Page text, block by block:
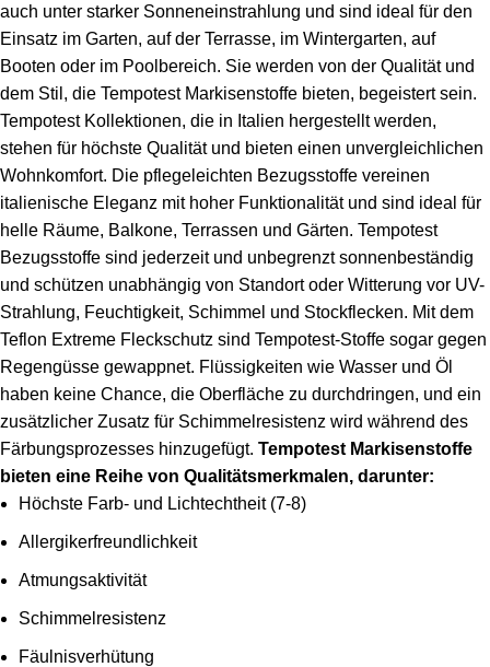
auch unter starker Sonneneinstrahlung und sind ideal für den
Einsatz im Garten, auf der Terrasse, im Wintergarten, auf
Booten oder im Poolbereich. Sie werden von der Qualität und
dem Stil, die Tempotest Markisenstoffe bieten, begeistert sein.
Tempotest Kollektionen, die in Italien hergestellt werden,
stehen für höchste Qualität und bieten einen unvergleichlichen
Wohnkomfort. Die pflegeleichten Bezugsstoffe vereinen
italienische Eleganz mit hoher Funktionalität und sind ideal für
helle Räume, Balkone, Terrassen und Gärten. Tempotest
Bezugsstoffe sind jederzeit und unbegrenzt sonnenbeständig
und schützen unabhängig von Standort oder Witterung vor UV-
Strahlung, Feuchtigkeit, Schimmel und Stockflecken. Mit dem
Teflon Extreme Fleckschutz sind Tempotest-Stoffe sogar gegen
Regengüsse gewappnet. Flüssigkeiten wie Wasser und Öl
haben keine Chance, die Oberfläche zu durchdringen, und ein
zusätzlicher Zusatz für Schimmelresistenz wird während des
Färbungsprozesses hinzugefügt. Tempotest Markisenstoffe
bieten eine Reihe von Qualitätsmerkmalen, darunter:
Höchste Farb- und Lichtechtheit (7-8)
Allergikerfreundlichkeit
Atmungsaktivität
Schimmelresistenz
Fäulnisverhütung